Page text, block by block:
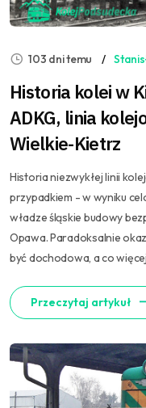
103 dni temu
Historia kolei w
ADKG, linia
Wielkie-Kietrz
Historia niezwykłej linii
przypadkiem - w wyniku
władze śląskie budowy
Opawa. Paradoksalnie
być dochodowa, a co
Przeczytaj artykuł